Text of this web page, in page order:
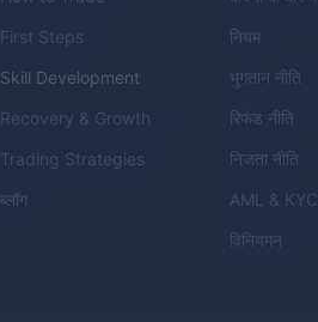
First Steps
Skill Development
Recovery & Growth
Trading Strategies
ब्लॉग
नियम
भुगतान नीति
रिफंड नीति
निजता नीति
AML
& KYC
विनियमन